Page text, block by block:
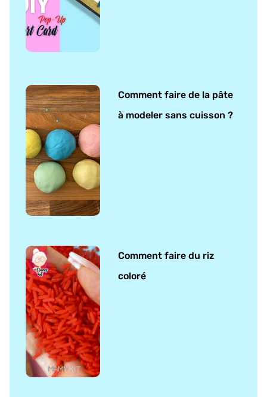
Comment faire de la pâte
à modeler sans cuisson ?
Comment faire du riz
coloré